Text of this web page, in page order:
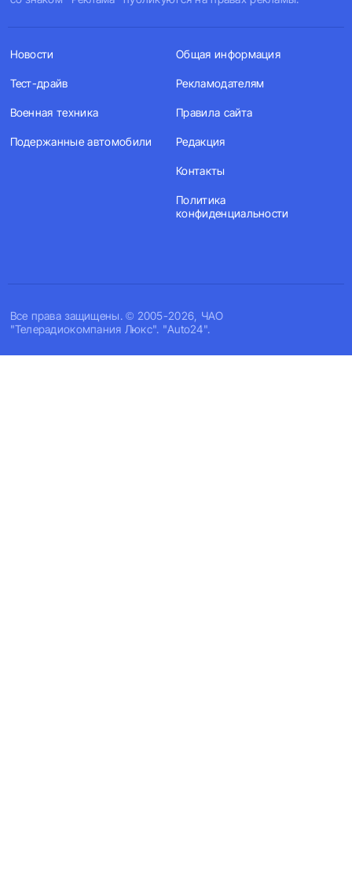
Все права защищены. © 2005-2026, ЧАО
"Телерадиокомпания Люкс". "Auto24".
Новости
Тест-драйв
Военная техника
Подержанные автомобили
Общая информация
Рекламодателям
Правила сайта
Редакция
Контакты
Политика
конфиденциальности